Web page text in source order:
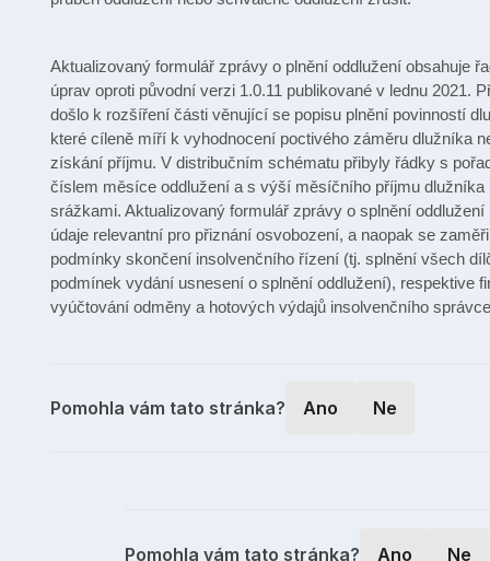
Aktualizovaný formulář zprávy o plnění oddlužení obsahuje
úprav oproti původní verzi 1.0.11 publikované v lednu 2021.
došlo k rozšíření části věnující se popisu plnění povinností
které cíleně míří k vyhodnocení poctivého záměru dlužníka
získání příjmu. V distribučním schématu přibyly řádky s
číslem měsíce oddlužení a s výší měsíčního příjmu dlužníka
srážkami. Aktualizovaný formulář zprávy o splnění oddlužení
údaje relevantní pro přiznání osvobození, a naopak se
podmínky skončení insolvenčního řízení (tj. splnění všech
podmínek vydání usnesení o splnění oddlužení), respektive
vyúčtování odměny a hotových výdajů insolvenčního správce
Pomohla vám tato stránka? Ano Ne
Pomohla vám tato stránka? Ano Ne